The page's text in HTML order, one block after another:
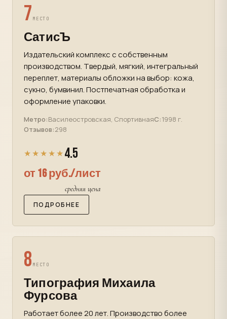
7 МЕСТО
СатисЪ
Издательский комплекс с собственным
производством. Твердый, мягкий, интегральный
переплет, материалы обложки на выбор: кожа,
сукно, бумвинил. Постпечатная обработка и
оформление упаковки.
Метро:Василеостровская, СпортивнаяС:1998 г.
Отзывов:298
★★★★★ 4.5
от 16 руб./лист
средняя цена
ПОДРОБНЕЕ
8 МЕСТО
Типография Михаила
Фурсова
Работает более 20 лет. Производство более